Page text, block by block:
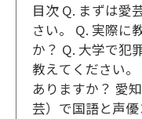
目次 Q. まずは愛
さい。 Q. 実際に
か？ Q. 大学で犯
教えてください
ありますか？ 愛
芸）で国語と声